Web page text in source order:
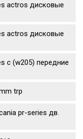
actros дисковые
actros дисковые
c (w205) передние
trp
pr-series дв.